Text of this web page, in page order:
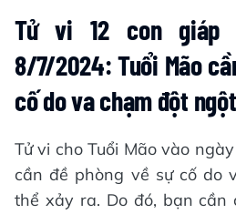
Tử vi 12 con giáp
8/7/2024: Tuổi Mão
cố do va chạm đột
Tử vi cho Tuổi Mão vào
cần đề phòng về sự cố do
thể xảy ra. Do đó, bạn cần